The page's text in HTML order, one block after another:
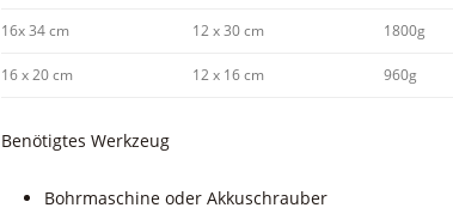
16x 34 cm 12 x 30 cm 1800g
16 x 20 cm 12 x 16 cm 960g
Benötigtes Werkzeug
Bohrmaschine oder Akkuschrauber